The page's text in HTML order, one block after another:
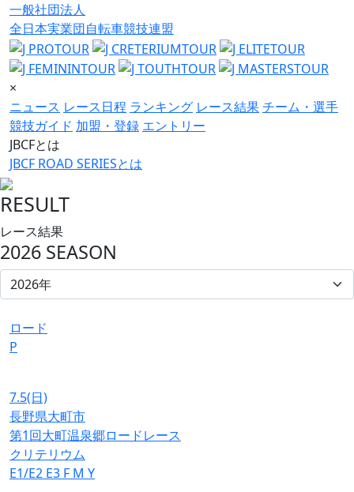
一般社団法人
全日本実業団自転車競技連盟
×
ニュース レース日程 ランキング レース結果チーム・選手
競技ガイド 加盟・登録 エントリー
JBCFとは
JBCF ROAD SERIESとは
RESULT
レース結果
2026 SEASON
ロード
P
7.5(日)
長野県大町市
第1回大町温泉郷ロードレース
クリテリウム
E1/E2 E3 F M Y